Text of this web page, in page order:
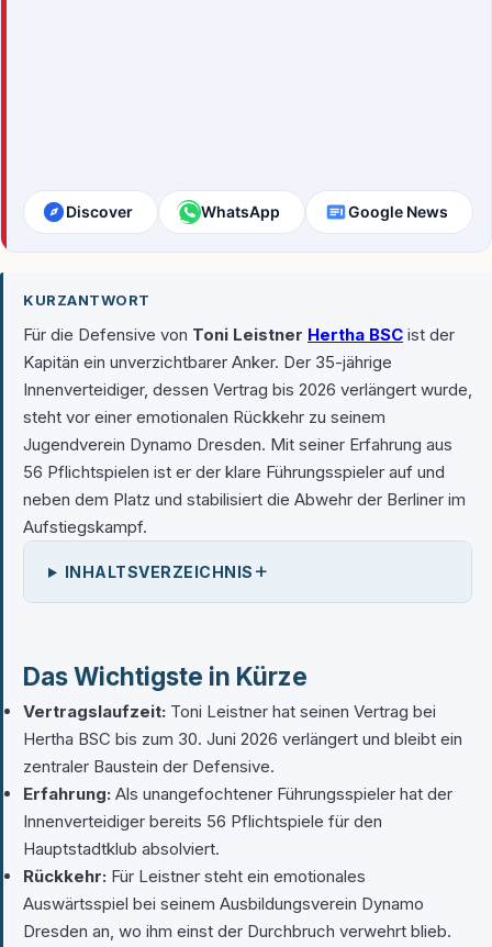
Discover WhatsApp Google News
KURZANTWORT
Für die Defensive von Toni Leistner Hertha BSC ist der
Kapitän ein unverzichtbarer Anker. Der 35-jährige
Innenverteidiger, dessen Vertrag bis 2026 verlängert wurde,
steht vor einer emotionalen Rückkehr zu seinem
Jugendverein Dynamo Dresden. Mit seiner Erfahrung aus
56 Pflichtspielen ist er der klare Führungsspieler auf und
neben dem Platz und stabilisiert die Abwehr der Berliner im
Aufstiegskampf.
INHALTSVERZEICHNIS +
Das Wichtigste in Kürze
Vertragslaufzeit: Toni Leistner hat seinen Vertrag bei
Hertha BSC bis zum 30. Juni 2026 verlängert und bleibt ein
zentraler Baustein der Defensive.
Erfahrung: Als unangefochtener Führungsspieler hat der
Innenverteidiger bereits 56 Pflichtspiele für den
Hauptstadtklub absolviert.
Rückkehr: Für Leistner steht ein emotionales
Auswärtsspiel bei seinem Ausbildungsverein Dynamo
Dresden an, wo ihm einst der Durchbruch verwehrt blieb.